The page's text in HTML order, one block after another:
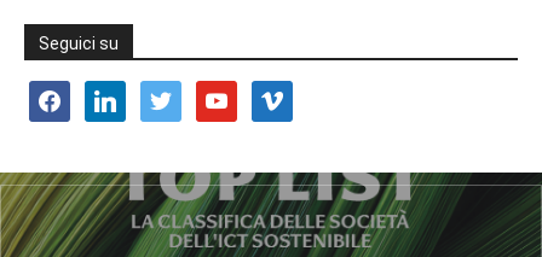
Seguici su
facebooklinkedin twitter youtube vimeo